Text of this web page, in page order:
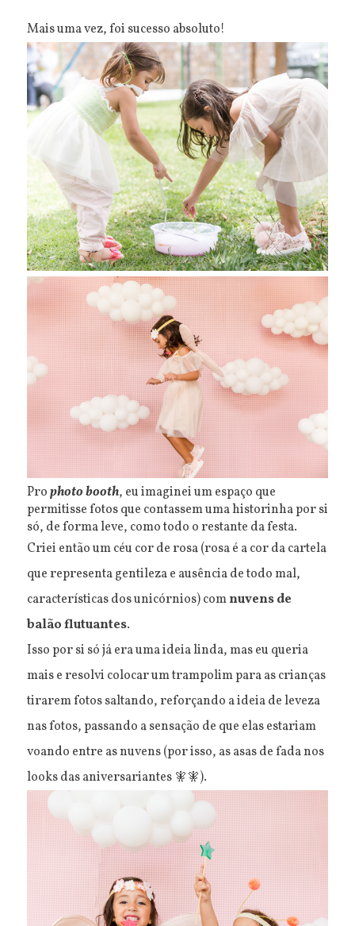
Mais uma vez, foi sucesso absoluto!
Prophoto booth, eu imaginei um espaço que
permitisse fotos que contassem uma historinha por si
só, de forma leve, como todo o restante da festa.
Criei então um céu cor de rosa (rosa é a cor da cartela
que representa gentileza e ausência de todo mal,
características dos unicórnios) comnuvens de
balão flutuantes.
Isso por si só já era uma ideia linda, mas eu queria
mais e resolvi colocar um trampolim para as crianças
tirarem fotos saltando, reforçando a ideia de leveza
nas fotos, passando a sensação de que elas estariam
voando entre as nuvens (por isso, as asas de fada nos
looks das aniversariantes 🧚🧚).